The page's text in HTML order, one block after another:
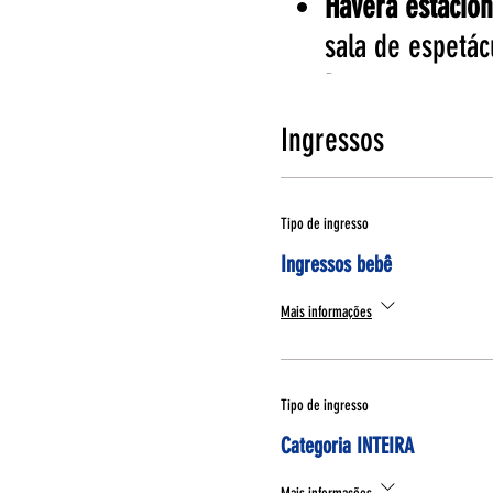
sala de
Por questões
durante todo o
O texto do
domingo é
para orientar
Durante a
O celular não
Na sala de
bolsas e
Se durante a
fora da sala e
Ingressos
Tipo de ingresso
Ingressos bebê
Mais informações
Tipo de ingresso
Categoria INTEIRA